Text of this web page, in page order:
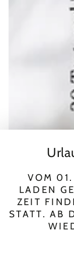
VOM
LADEN
ZEIT
STATT. AB